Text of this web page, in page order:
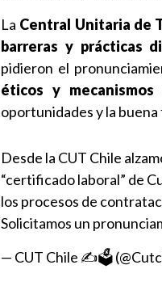
La Central Unitaria de
barreras y prácticas
pidieron el
éticos y
oportunidades y la buena
Desde la CUT Chile
“certificado laboral” de
los procesos de
Solicitamos un
— CUT Chile ✍️🗳